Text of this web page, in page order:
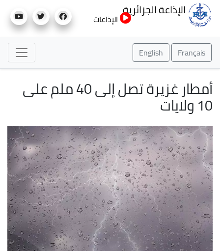
إلى
الإذاعة الجزائرية
الإذاعات
Français
English
أمطار غزيرة تصل إلى 40 ملم على
10 ولايات